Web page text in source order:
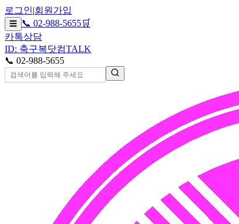
로그인|회원가입
☰ 📞 02-988-5655🛒
카톡상담
ID: 축구복닷컴TALK
📞 02-988-5655